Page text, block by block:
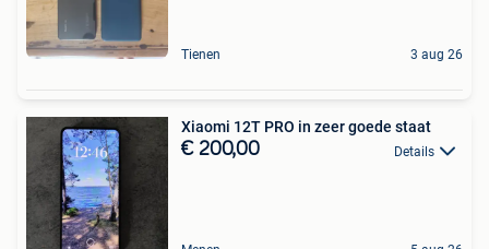
Tienen 3 aug 26
Xiaomi 12T PRO in zeer goede staat
€ 200,00 Details